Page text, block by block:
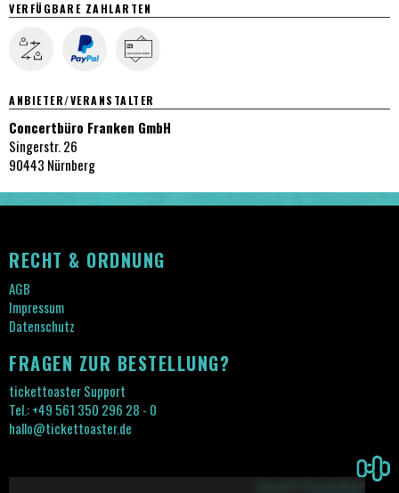
VERFÜGBARE ZAHLARTEN
ANBIETER/VERANSTALTER
Concertbüro Franken GmbH
Singerstr. 26
90443 Nürnberg
RECHT & ORDNUNG
AGB
Impressum
Datenschutz
FRAGEN ZUR BESTELLUNG?
tickettoaster Support
Tel.: +49 561 350 296 28 - 0
hallo@tickettoaster.de